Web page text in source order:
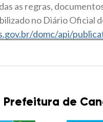
as regras,
no Diário Oficial
domc/api/
de